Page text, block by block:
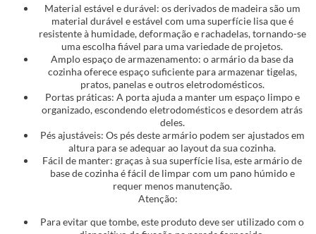
Material estável e durável: os derivados de madeira são um
material durável e estável com uma superfície lisa que é
resistente à humidade, deformação e rachadelas, tornando-se
uma escolha fiável para uma variedade de projetos.
Amplo espaço de armazenamento: o armário da base da
cozinha oferece espaço suficiente para armazenar tigelas,
pratos, panelas e outros eletrodomésticos.
Portas práticas: A porta ajuda a manter um espaço limpo e
organizado, escondendo eletrodomésticos e desordem atrás
deles.
Pés ajustáveis: Os pés deste armário podem ser ajustados em
altura para se adequar ao layout da sua cozinha.
Fácil de manter: graças à sua superfície lisa, este armário de
base de cozinha é fácil de limpar com um pano húmido e
requer menos manutenção.
Atenção:
Para evitar que tombe, este produto deve ser utilizado com o